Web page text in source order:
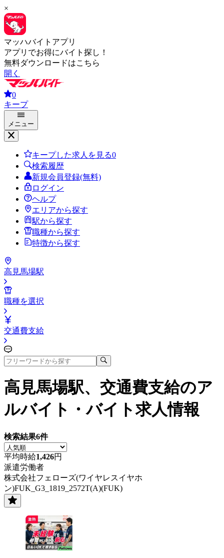
×
マッハバイトアプリ
アプリでお得にバイト探し！
無料ダウンロードはこちら
開く
0
キープ
メニュー
キープした求人を見る0
検索履歴
新規会員登録(無料)
ログイン
ヘルプ
エリアから探す
駅から探す
職種から探す
特徴から探す
高見馬場駅
職種を選択
交通費支給
高見馬場駅、交通費支給のア
ルバイト・バイト求人情報
検索結果6件
平均時給1,426円
派遣労働者
株式会社フェローズ(ワイヤレスイヤホ
ン)FUK_G3_1819_2572T(A)(FUK)